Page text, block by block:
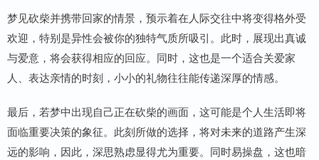
梦见砍柴并携带回家的情景，预示着在人际交往中将变得格外受
欢迎，特别是异性会被你的独特气质所吸引。此时，展现出真诚
与爱意，将会获得相应的回应。同时，这也是一个适合关爱家
人、表达亲情的时刻，小小的礼物往往能传递深厚的情感。
最后，若梦中出现自己正在砍柴的画面，这可能是个人生活即将
面临重要决策的象征。此刻所做的选择，将对未来的道路产生深
远的影响，因此，深思熟虑显得尤为重要。同时易操盘，这也暗